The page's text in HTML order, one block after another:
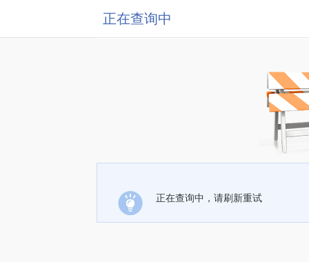
正在查询中
正在查询中，请刷新重试